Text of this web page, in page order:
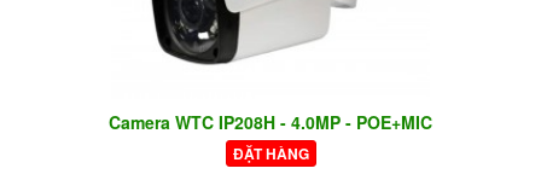
Camera WTC IP208H - 4.0MP - POE+MIC
ĐẶT HÀNG